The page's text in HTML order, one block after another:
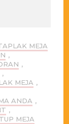
MEJA
,
,
,
MEJA ,
ANDA ,
,
MEJA